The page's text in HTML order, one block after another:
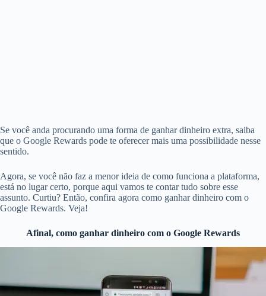
Se você anda procurando uma forma de ganhar dinheiro extra, saiba
que o Google Rewards pode te oferecer mais uma possibilidade nesse
sentido.
Agora, se você não faz a menor ideia de como funciona a plataforma,
está no lugar certo, porque aqui vamos te contar tudo sobre esse
assunto. Curtiu? Então, confira agora como ganhar dinheiro com o
Google Rewards. Veja!
Afinal, como ganhar dinheiro com o Google Rewards